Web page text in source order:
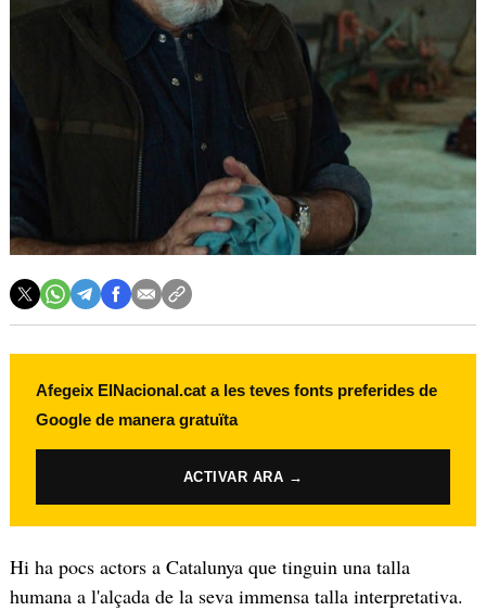
Afegeix ElNacional.cat a les teves fonts preferides de
Google de manera gratuïta
ACTIVAR ARA →
Hi ha pocs actors a Catalunya que tinguin una talla
humana a l'alçada de la seva immensa talla interpretativa.